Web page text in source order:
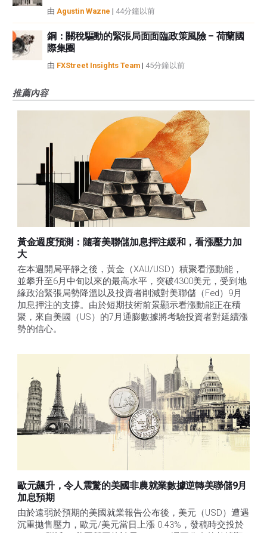
由 Agustin Wazne | 44分鐘以前
銅：關稅驅動的緊張局面面臨政策風險 – 荷蘭國
際集團
由 FXStreet Insights Team | 45分鐘以前
推薦內容
黃金週度預測：隨著美聯儲加息押注緩和，看漲壓力加
大
在本週開局平靜之後，黃金（XAU/USD）積聚看漲動能，
並攀升至6月中旬以來的最高水平，突破4300美元，受到地
緣政治緊張局勢降溫以及投資者削減對美聯儲（Fed）9月
加息押注的支撐。由於短期技術前景顯示看漲動能正在積
聚，來自美國（US）的7月通膨數據將考驗投資者對延續漲
勢的信心。
歐元飆升，令人震驚的美國非農就業數據逆轉美聯儲9月
加息預期
由於遠弱於預期的美國就業報告公布後，美元（USD）遭遇
沉重拋售壓力，歐元/美元當日上漲 0.43%，發稿時交投於